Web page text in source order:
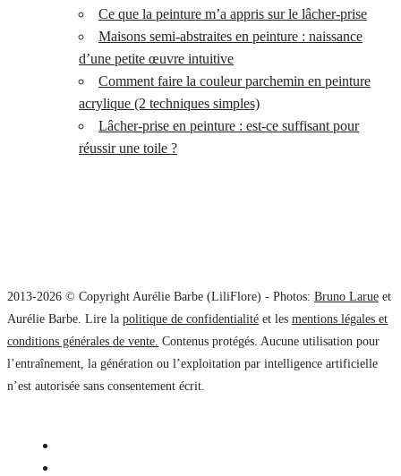
Ce que la peinture m’a appris sur le lâcher-prise
Maisons semi-abstraites en peinture : naissance
d’une petite œuvre intuitive
Comment faire la couleur parchemin en peinture
acrylique (2 techniques simples)
Lâcher-prise en peinture : est-ce suffisant pour
réussir une toile ?
2013-2026 © Copyright Aurélie Barbe (LiliFlore) - Photos: Bruno Larue et
Aurélie Barbe. Lire la politique de confidentialité et les mentions légales et
conditions générales de vente. Contenus protégés. Aucune utilisation pour
l’entraînement, la génération ou l’exploitation par intelligence artificielle
n’est autorisée sans consentement écrit.